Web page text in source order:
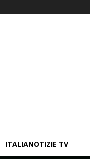
ITALIANOTIZIE TV